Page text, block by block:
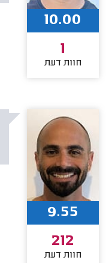
10.00
1
חוות דעת
9.55
212
חוות דעת